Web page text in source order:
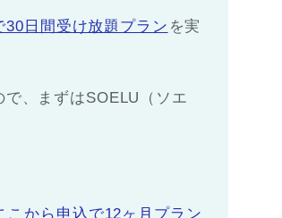
30日間受け放題プラン を実
、まずはSOELU（ソエ
こから申込で12ヶ月プラン